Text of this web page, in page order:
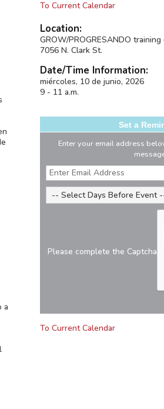
a
To Current Calendar
Location:
GROW/PROGRESANDO
7056 N. Clark St.
Date/Time Information:
miércoles, 10 de junio, 2026
9 - 11 a.m.
Set a
Enter your email address
Please complete the Captcha
To Current Calendar